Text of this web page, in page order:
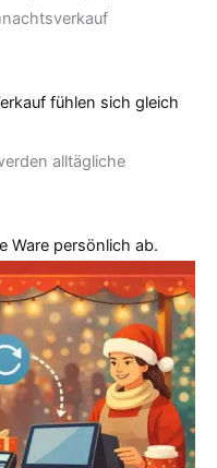
fühlen sich gleich
alltägliche
Ware persönlich ab.